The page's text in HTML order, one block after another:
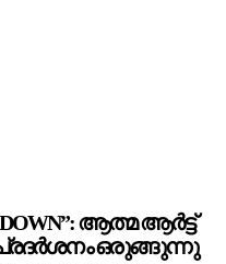
DOWN”: ആത്മ ആർട്ട്
ഒരുങ്ങുന്നു